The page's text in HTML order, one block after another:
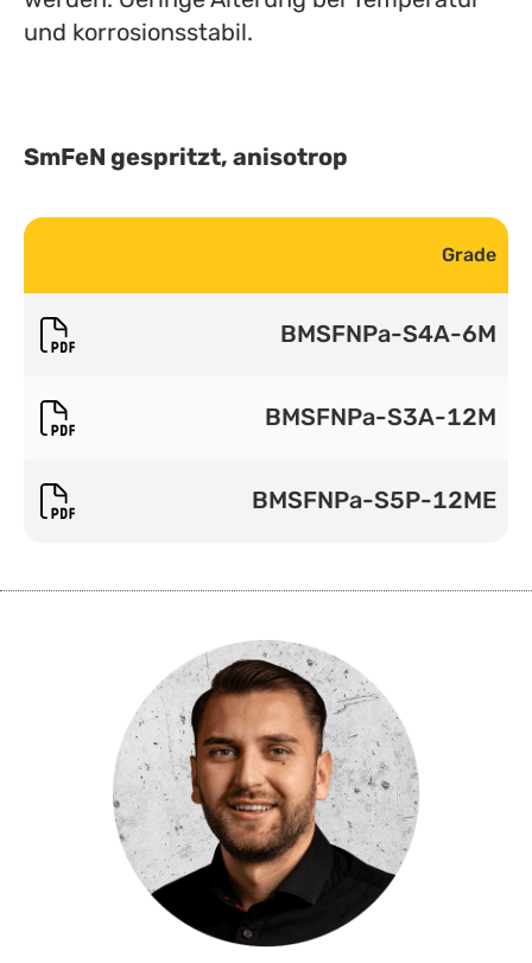
und korrosionsstabil.
SmFeN gespritzt, anisotrop
Grade
BMSFNPa-S4A-6M
BMSFNPa-S3A-12M
BMSFNPa-S5P-12ME